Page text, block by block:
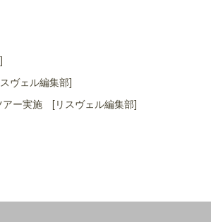
ヴェル編集部]
アー実施 [リスヴェル編集部]